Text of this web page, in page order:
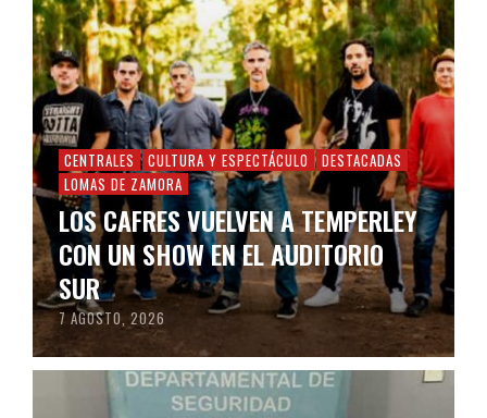
CENTRALES CULTURA Y ESPECTÁCULO
DESTACADAS
LOMAS DE ZAMORA
LOS CAFRES VUELVEN A TEMPERLEY
CON UN SHOW EN EL AUDITORIO
SUR
7 AGOSTO, 2026